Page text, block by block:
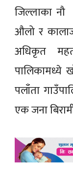
जिल्लाका
औलो र
अधिकृत
पालिकामध्ये
पलाँता
एक जना